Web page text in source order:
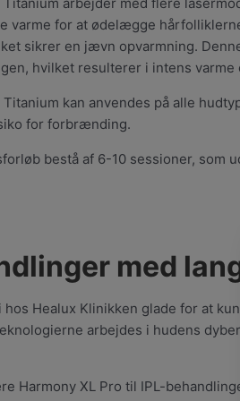
varme for at ødelægge
sikrer en jævn opvarmning.
hvilket resulterer i intens varme
Titanium kan anvendes på alle
for forbrænding.
bestå af 6-10 sessioner,
med
Healux Klinikken glade for at
arbejdes i hudens
Harmony XL Pro til IPL-